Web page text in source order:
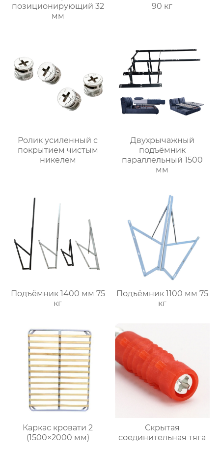
позиционирующий 32
мм
90 кг
Ролик усиленный с
покрытием чистым
никелем
Двухрычажный
подъёмник
параллельный 1500
мм
Подъёмник 1400 мм 75
кг
Подъёмник 1100 мм 75
кг
Каркас кровати 2
(1500×2000 мм)
Скрытая
соединительная тяга